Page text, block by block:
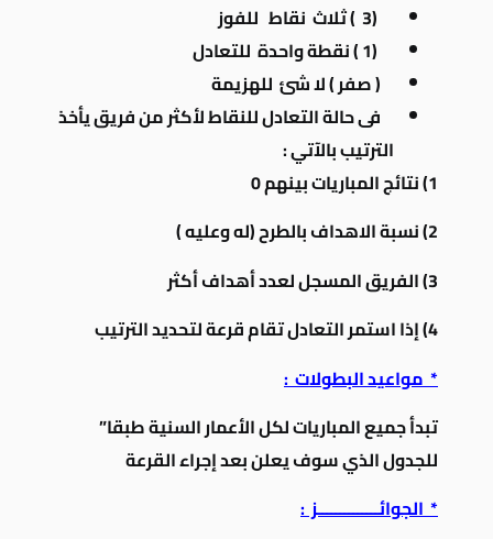
(3 ) ثلاث نقاط للفوز
(1 ) نقطة واحدة للتعادل
( صفر ) لا شئ للهزيمة
فى حالة التعادل للنقاط لأكثر من فريق يأخذ
الترتيب بالآتي :
1) نتائج المباريات بينهم 0
2) نسبة الاهداف بالطرح (له وعليه )
3) الفريق المسجل لعدد أهداف أكثر
4) إذا استمر التعادل تقام قرعة لتحديد الترتيب
* مواعيد البطولات :
تبدأ جميع المباريات لكل الأعمار السنية طبقا”
للجدول الذي سوف يعلن بعد إجراء القرعة
* الجوائــــــــــــــز :